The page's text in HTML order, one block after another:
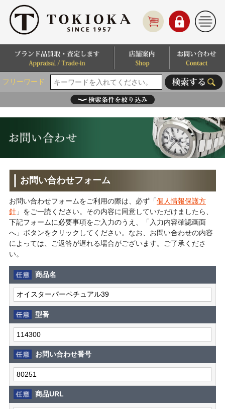
フリーワード
お問い合わせフォーム
お問い合わせフォームをご利用の際は、必ず「個人情報保護方
針」をご一読ください。その内容に同意していただけましたら、
下記フォームに必要事項をご入力のうえ、「入力内容確認画面
へ」ボタンをクリックしてください。なお、お問い合わせの内容
によっては、ご返答が遅れる場合がございます。ご了承くださ
い。
商品名
型番
お問い合わせ番号
商品URL